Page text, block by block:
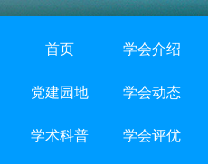
首页 学会介绍
党建园地 学会动态
学术科普 学会评优